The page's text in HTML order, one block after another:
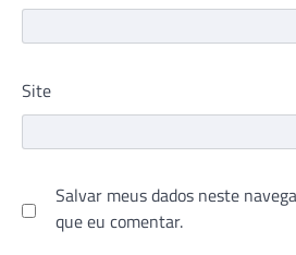
Site
Salvar meus dados neste
que eu comentar.